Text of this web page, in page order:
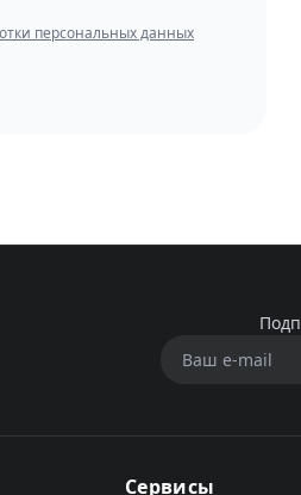
персональных данных
Сервисы